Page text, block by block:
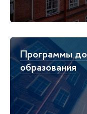
Программы
образования